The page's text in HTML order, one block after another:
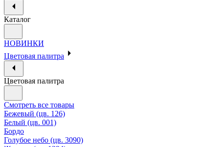
Каталог
НОВИНКИ
Цветовая палитра
Цветовая палитра
Смотреть все товары
Бежевый (цв. 126)
Белый (цв. 001)
Бордо
Голубое небо (цв. 3090)